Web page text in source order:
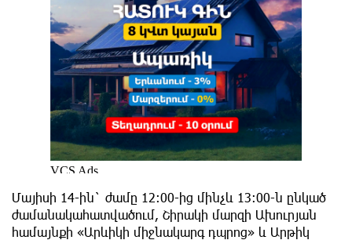
Մայիսի 14-ին` ժամը 12։00-ից մինչև 13:00-ն ընկած
ժամանակահատվածում, Շիրակի մարզի Ախուրյան
համայնքի «Արևիկի միջնակարգ դպրոց» և Արթիկ